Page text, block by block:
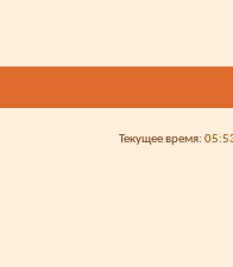
Текущее время: